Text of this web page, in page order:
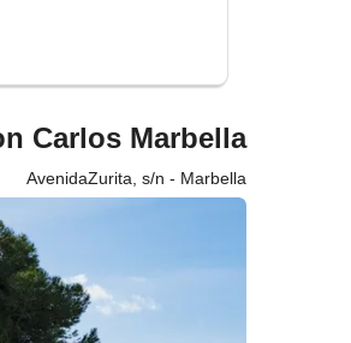
Carlos Marbella
AvenidaZurita, s/n - Marbella